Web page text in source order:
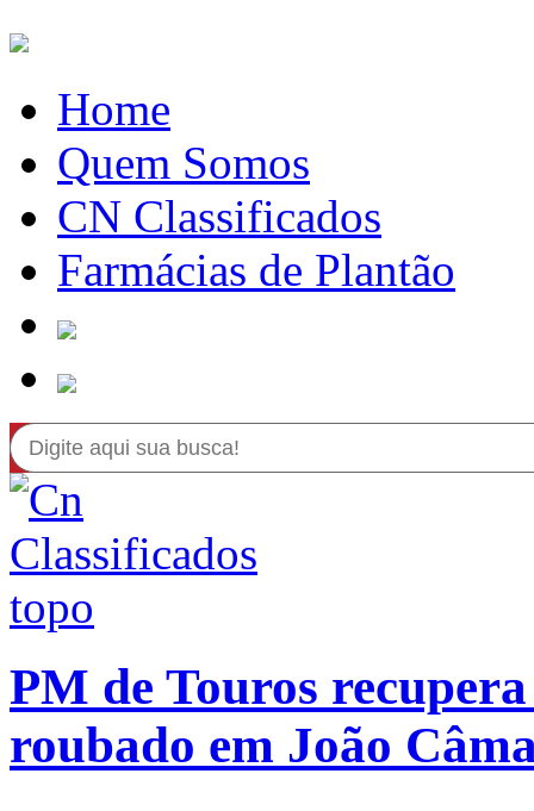
Home
Quem Somos
CN Classificados
Farmácias de Plantão
PM de Touros
roubado em João